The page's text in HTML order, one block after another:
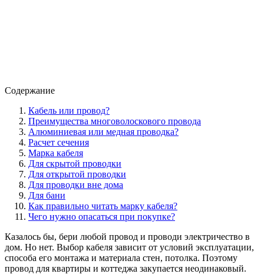
Содержание
Кабель или провод?
Преимущества многоволоскового провода
Алюминиевая или медная проводка?
Расчет сечения
Марка кабеля
Для скрытой проводки
Для открытой проводки
Для проводки вне дома
Для бани
Как правильно читать марку кабеля?
Чего нужно опасаться при покупке?
Казалось бы, бери любой провод и проводи электричество в
дом. Но нет. Выбор кабеля зависит от условий эксплуатации,
способа его монтажа и материала стен, потолка. Поэтому
провод для квартиры и коттеджа закупается неодинаковый.